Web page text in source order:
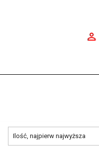

Ilość, najpierw najwyższa